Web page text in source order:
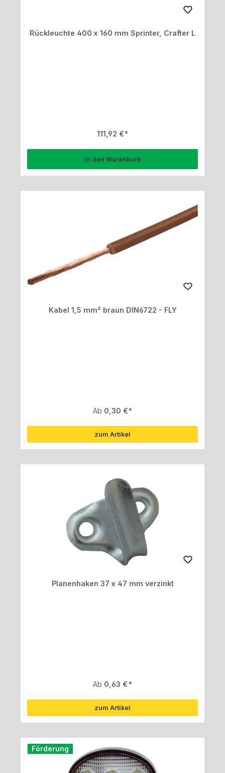
Rückleuchte 400 x 160 mm Sprinter, Crafter L
Regulärer Preis:
111,92 €
In den Warenkorb
Kabel 1,5 mm² braun DIN6722 - FLY
Regulärer Preis:
Ab 0,30 €
zum Artikel
Planenhaken 37 x 47 mm verzinkt
Regulärer Preis:
Ab 0,63 €
zum Artikel
Förderung